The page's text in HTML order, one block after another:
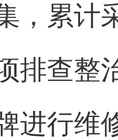
，累计
排查整
进行维